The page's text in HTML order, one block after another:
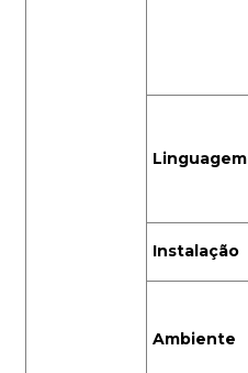
Linguagem
Instalação
Ambiente